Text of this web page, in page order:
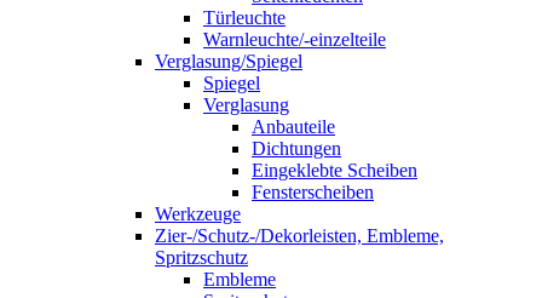
Türleuchte
Warnleuchte/-einzelteile
Verglasung/Spiegel
Spiegel
Verglasung
Anbauteile
Dichtungen
Eingeklebte Scheiben
Fensterscheiben
Werkzeuge
Zier-/Schutz-/Dekorleisten, Embleme,
Spritzschutz
Embleme